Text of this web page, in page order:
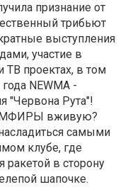
признание от
трибьют
выступления
участие в
ТВ проектах, в том
NEWMA -
"Червона Рута"!
вживую?
самыми
клубе, где
ракетой в сторону
шапочке.